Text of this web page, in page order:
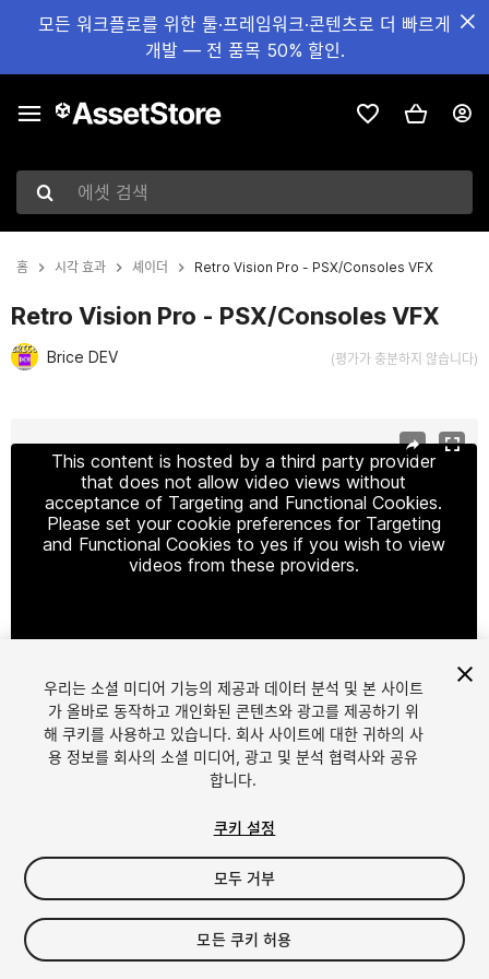
모든 워크플로를 위한 툴·프레임워크·콘텐츠로 더 빠르게
개발 — 전 품목 50% 할인.
에셋 검색
홈 시각 효과 셰이더 Retro Vision Pro - PSX/Consoles VFX
Retro Vision Pro - PSX/Consoles VFX
Brice DEV (평가가 충분하지 않습니다)
This content is hosted by a third party provider
that does not allow video views without
acceptance of Targeting and Functional Cookies.
Please set your cookie preferences for Targeting
and Functional Cookies to yes if you wish to view
videos from these providers.
/33
$50
세금/부가세는 결제 시 반영됩니다.
우리는 소셜 미디어 기능의 제공과 데이터 분석 및 본 사이트
가 올바로 동작하고 개인화된 콘텐츠와 광고를 제공하기 위
해 쿠키를 사용하고 있습니다. 회사 사이트에 대한 귀하의 사
용 정보를 회사의 소셜 미디어, 광고 및 분석 협력사와 공유
합니다.
쿠키 설정
모두 거부
모든 쿠키 허용